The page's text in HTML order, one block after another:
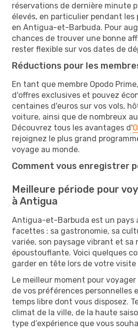
réservations de dernière minute
élevés, en particulier pendant les
en Antigua-et-Barbuda. Pour
chances de trouver une bonne
rester flexible sur vos dates de
Réductions pour les
En tant que membre Opodo
d'offres exclusives et pouvez
centaines d'euros sur vos vols,
voiture, ainsi que de nombreux
Découvrez tous les avantages d'
rejoignez le plus grand
voyage au monde.
Comment vous enregistrer
Meilleure période pour
à Antigua
Antigua-et-Barbuda est un pays
facettes : sa gastronomie, sa
variée, son paysage vibrant et sa
époustouflante. Voici quelques
garder en tête lors de votre visite
Le meilleur moment pour
de vos préférences personnelles
temps libre dont vous disposez.
climat de la ville, de la haute
type d’expérience que vous